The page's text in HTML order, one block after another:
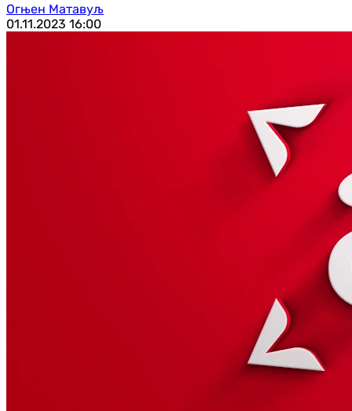
Огњен Матавуљ
01.11.2023 16:00